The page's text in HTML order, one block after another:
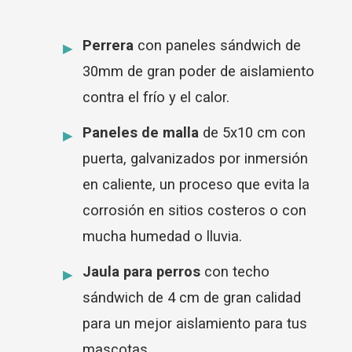
Perrera con paneles sándwich de
30mm de gran poder de aislamiento
contra el frío y el calor.
Paneles de malla de 5x10 cm con
puerta, galvanizados por inmersión
en caliente, un proceso que evita la
corrosión en sitios costeros o con
mucha humedad o lluvia.
Jaula para perros con techo
sándwich de 4 cm de gran calidad
para un mejor aislamiento para tus